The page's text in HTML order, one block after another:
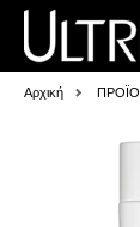
Αρχική